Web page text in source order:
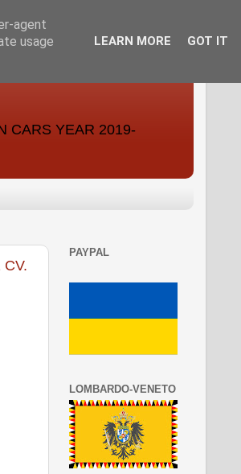
CARS YEAR 2019-
PAYPAL
LOMBARDO-VENETO
agent
usage
LEARN MORE GOT IT